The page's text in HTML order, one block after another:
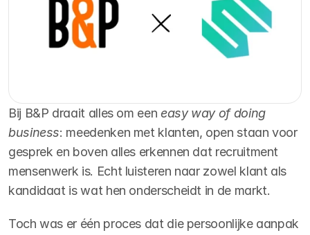
Bij B&P draait alles om een easy way of doing
business: meedenken met klanten, open staan voor
gesprek en boven alles erkennen dat recruitment
mensenwerk is. Echt luisteren naar zowel klant als
kandidaat is wat hen onderscheidt in de markt.
Toch was er één proces dat die persoonlijke aanpak